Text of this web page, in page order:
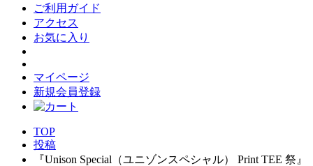
ご利用ガイド
アクセス
お気に入り
マイページ
新規会員登録
TOP
投稿
『Unison Special（ユニゾンスペシャル） Print TEE 祭』